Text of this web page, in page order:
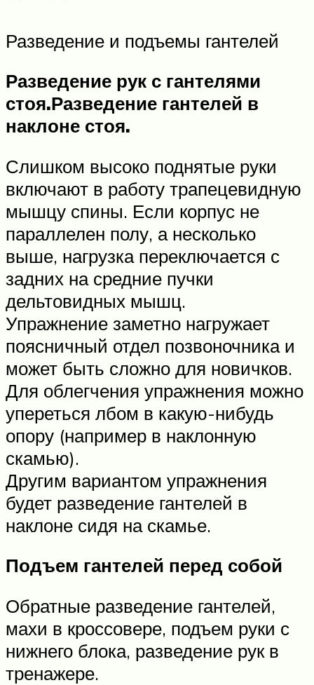
Разведение и подъемы гантелей
Разведение рук с гантелями
стоя.Разведение гантелей в
наклоне стоя.
Слишком высоко поднятые руки
включают в работу трапецевидную
мышцу спины. Если корпус не
параллелен полу, а несколько
выше, нагрузка переключается с
задних на средние пучки
дельтовидных мышц.
Упражнение заметно нагружает
поясничный отдел позвоночника и
может быть сложно для новичков.
Для облегчения упражнения можно
упереться лбом в какую-нибудь
опору (например в наклонную
скамью).
Другим вариантом упражнения
будет разведение гантелей в
наклоне сидя на скамье.
Подъем гантелей перед собой
Обратные разведение гантелей,
махи в кроссовере, подъем руки с
нижнего блока, разведение рук в
тренажере.